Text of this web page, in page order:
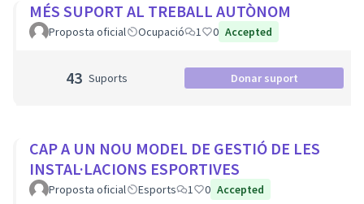
MÉS SUPORT AL TREBALL AUTÒNOM
Proposta oficial Ocupació 1 0 Accepted
43 Suports Donar suport
CAP A UN NOU MODEL DE GESTIÓ DE LES
INSTAL·LACIONS ESPORTIVES
Proposta oficial Esports 1 0 Accepted